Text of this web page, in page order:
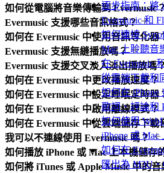
逐步指南：將
Evermusic 和
如何連接
Mac 上聆聽音
在 Evermusic
從雲端下載和
如何在 iPhone
歌詞、評論和
如何使用
iPhone 或 Mac
如何在
匯出為 M3U
如何從電腦將音樂傳輸到 Evermusic
Evermusic 支援哪些音訊格式？
如何在 Evermusic 中使用音訊等化器
Evermusic 支援無縫播放嗎？
Evermusic 支援交叉淡入淡出播放嗎
如何在 Evermusic 中更改播放速度？
如何在 Evermusic 中設定睡眠定時器
如何在 Evermusic 中啟用離線模式？
如何在 Evermusic 中從雲端儲存下載
我可以不連線使用 Evermusic 嗎？
如何播放 iPhone 或 Mac 上本機儲存
如何將 iTunes 或 Apple Music 中的音